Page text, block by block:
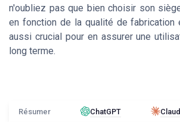
n'oubliez pas que bien choisir son
en fonction de la qualité de
aussi crucial pour en assurer une
long terme.
Résumer ChatGPT